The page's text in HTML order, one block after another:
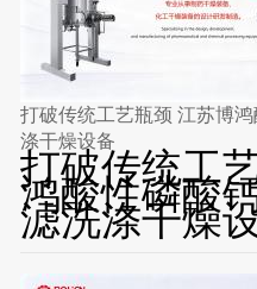
打破传统工艺瓶颈 江苏博鸿酸性磷酸钙专用三合一过滤洗
涤干燥设备
打破传统工
鸿酸性磷酸
滤洗涤干燥